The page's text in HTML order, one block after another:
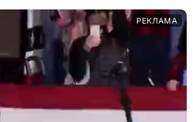
РЕКЛАМА